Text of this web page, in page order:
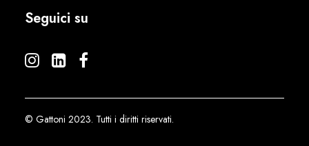
Seguici su
© Gattoni 2023. Tutti i diritti riservati.